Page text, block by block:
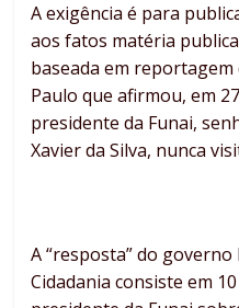
A exigência é para
aos fatos matéria
baseada em reportagem
Paulo que afirmou, em
presidente da Funai,
Xavier da Silva, nunca
A “resposta” do
Cidadania consiste em